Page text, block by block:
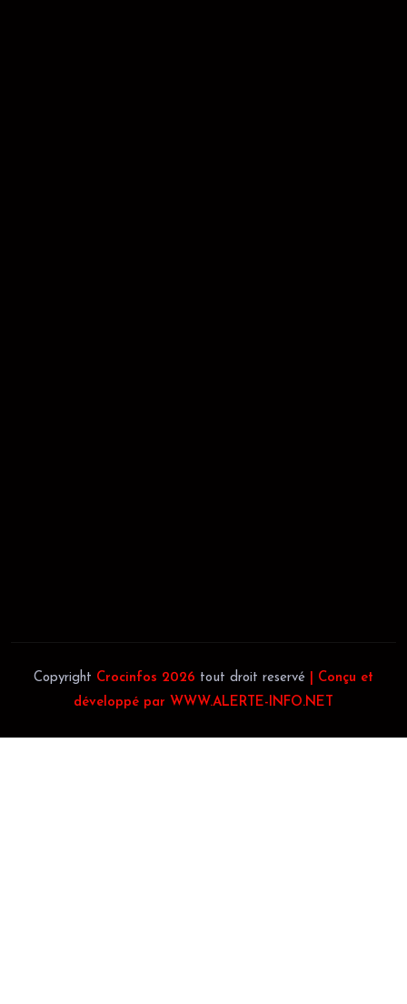
Copyright Crocinfos 2026 tout droit reservé
| Conçu et
développé par WWW.ALERTE-INFO.NET